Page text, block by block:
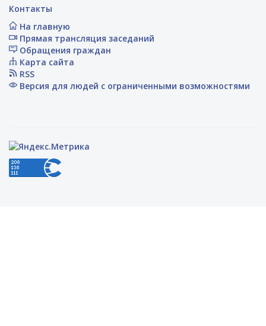
Контакты
На главную
Прямая трансляция заседаний
Обращения граждан
Карта сайта
RSS
Версия для людей с ограниченными возможностями